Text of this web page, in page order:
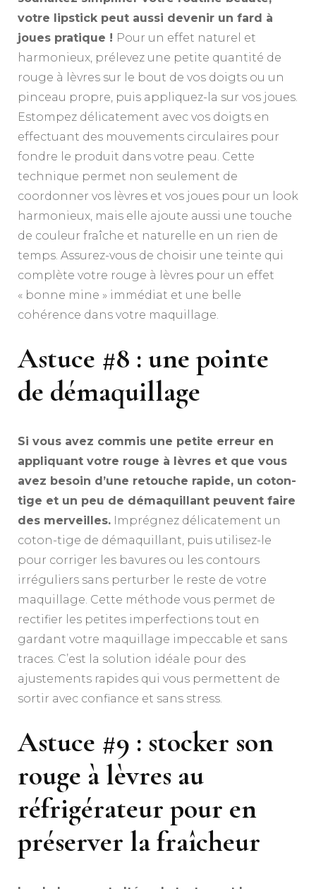
votre lipstick peut aussi devenir un fard à
joues pratique ! Pour un effet naturel et
harmonieux, prélevez une petite quantité de
rouge à lèvres sur le bout de vos doigts ou un
pinceau propre, puis appliquez-la sur vos joues.
Estompez délicatement avec vos doigts en
effectuant des mouvements circulaires pour
fondre le produit dans votre peau. Cette
technique permet non seulement de
coordonner vos lèvres et vos joues pour un look
harmonieux, mais elle ajoute aussi une touche
de couleur fraîche et naturelle en un rien de
temps. Assurez-vous de choisir une teinte qui
complète votre rouge à lèvres pour un effet
« bonne mine » immédiat et une belle
cohérence dans votre maquillage.
Astuce #8 : une pointe
de démaquillage
Si vous avez commis une petite erreur en
appliquant votre rouge à lèvres et que vous
avez besoin d’une retouche rapide, un coton-
tige et un peu de démaquillant peuvent faire
des merveilles. Imprégnez délicatement un
coton-tige de démaquillant, puis utilisez-le
pour corriger les bavures ou les contours
irréguliers sans perturber le reste de votre
maquillage. Cette méthode vous permet de
rectifier les petites imperfections tout en
gardant votre maquillage impeccable et sans
traces. C’est la solution idéale pour des
ajustements rapides qui vous permettent de
sortir avec confiance et sans stress.
Astuce #9 : stocker son
rouge à lèvres au
réfrigérateur pour en
préserver la fraîcheur